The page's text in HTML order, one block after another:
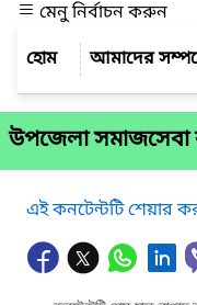
মেনু নির্বাচন করুন
আমাদের
উপজেলা সমাজসেবা
এই কনটেন্টটি শেয়ার